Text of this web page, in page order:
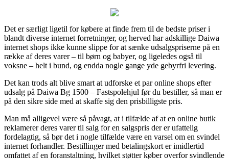
Det er særligt ligetil for købere at finde frem til de bedste priser i
blandt diverse internet forretninger, og herved har adskillige Daiwa
internet shops ikke kunne slippe for at sænke udsalgspriserne på en
række af deres varer – til børn og babyer, og ligeledes også til
voksne – helt i bund, og endda nogle gange yde gebyrfri levering.
Det kan trods alt blive smart at udforske et par online shops efter
udsalg på Daiwa Bg 1500 – Fastspolehjul før du bestiller, så man er
på den sikre side med at skaffe sig den prisbilligste pris.
Man må alligevel være så påvagt, at i tilfælde af at en online butik
reklamerer deres varer til salg for en salgspris der er ufattelig
fordelagtig, så bør det i nogle tilfælde være en varsel om en svindel
internet forhandler. Bestillinger med betalingskort er imidlertid
omfattet af en foranstaltning, hvilket støtter køber overfor svindlende